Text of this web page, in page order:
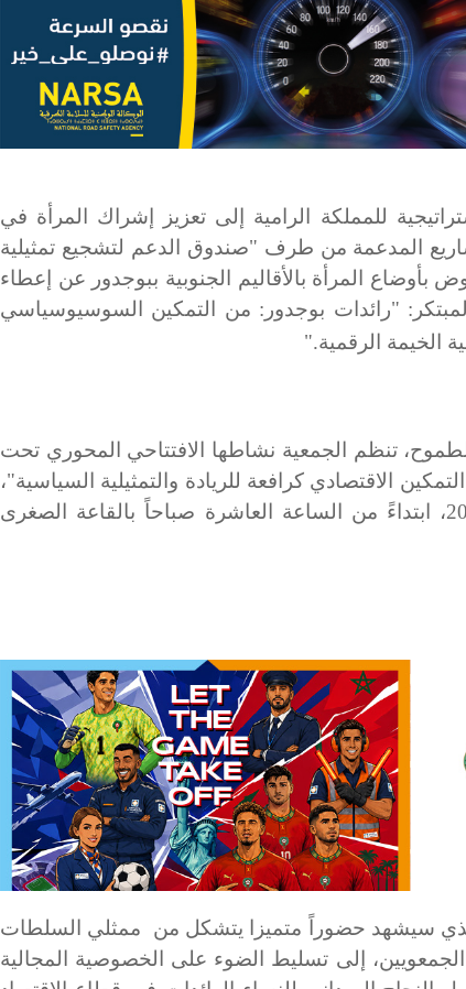
للمملكة الرامية إلى تعزيز إشراك المرأة في
المدعمة من طرف "صندوق الدعم لتشجيع تمثيلية
بأوضاع المرأة بالأقاليم الجنوبية ببوجدور عن إعطاء
"رائدات بوجدور: من التمكين السوسيوسياسي
الخيمة الرقمية".
تنظم الجمعية نشاطها الافتتاحي المحوري تحت
الاقتصادي كرافعة للريادة والتمثيلية السياسية"،
وذلك يوم الأربعاء 03 يونيو 2026، ابتداءً من الساعة العاشرة صباحاً بالقاعة الصغرى
سيشهد حضوراً متميزا يتشكل من
ممثلي السلطات
الجمعويين، إلى تسليط الضوء على الخصوصية المجالية